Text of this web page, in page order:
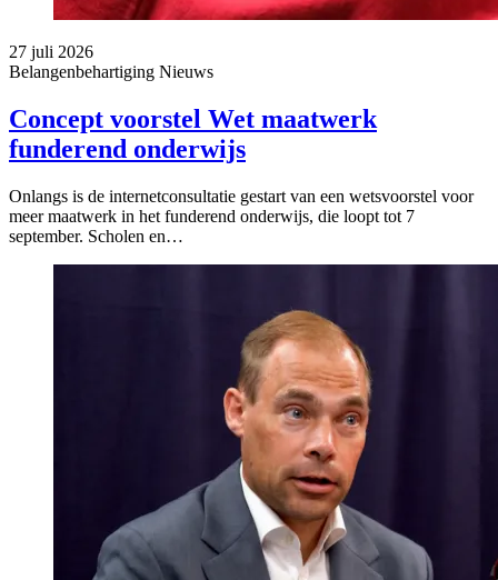
27 juli 2026
Belangenbehartiging Nieuws
Concept voorstel Wet maatwerk
funderend onderwijs
Onlangs is de internetconsultatie gestart van een wetsvoorstel voor
meer maatwerk in het funderend onderwijs, die loopt tot 7
september. Scholen en…